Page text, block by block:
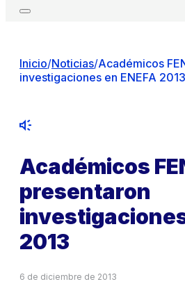
Inicio/Noticias/Académicos
investigaciones en ENEFA 2013
Académicos
presentaron
investigaciones
2013
6 de diciembre de 2013